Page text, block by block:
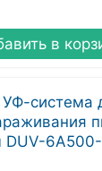
в